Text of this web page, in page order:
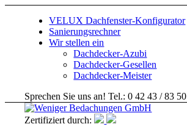
VELUX Dachfenster-Konfigurator
Sanierungsrechner
Wir stellen ein
Dachdecker-Azubi
Dachdecker-Gesellen
Dachdecker-Meister
Sprechen Sie uns an! Tel.: 0 42 43 / 83 50
Zertifiziert durch: